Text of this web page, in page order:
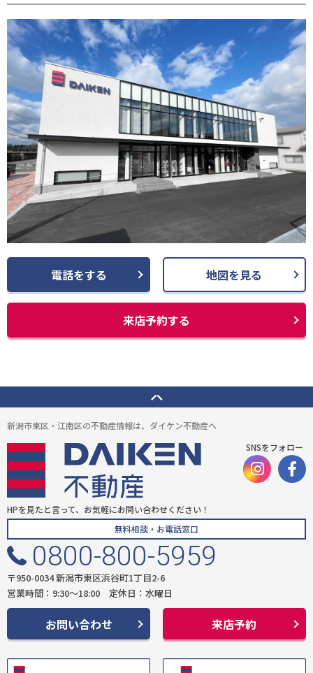
電話をする 地図を見る
来店予約する
新潟市東区・江南区の不動産情報は、ダイケン不動産へ
SNSをフォロー
HPを見たと言って、お気軽にお問い合わせください！
無料相談・お電話窓口
0800-800-5959
〒950-0034 新潟市東区浜谷町1丁目2-6
営業時間：9:30〜18:00 定休日：水曜日
お問い合わせ 来店予約